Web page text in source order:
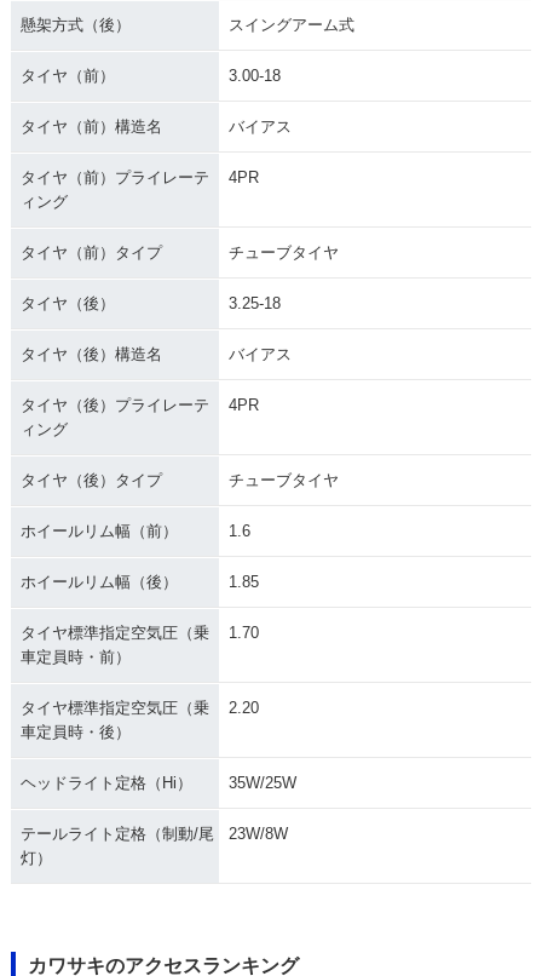
懸架方式（後） スイングアーム式
タイヤ（前） 3.00-18
タイヤ（前）構造名 バイアス
タイヤ（前）プライレーテ
ィング
4PR
タイヤ（前）タイプ チューブタイヤ
タイヤ（後） 3.25-18
タイヤ（後）構造名 バイアス
タイヤ（後）プライレーテ
ィング
4PR
タイヤ（後）タイプ チューブタイヤ
ホイールリム幅（前） 1.6
ホイールリム幅（後） 1.85
タイヤ標準指定空気圧（乗
車定員時・前）
1.70
タイヤ標準指定空気圧（乗
車定員時・後）
2.20
ヘッドライト定格（Hi） 35W/25W
テールライト定格（制動/尾
灯）
23W/8W
カワサキのアクセスランキング